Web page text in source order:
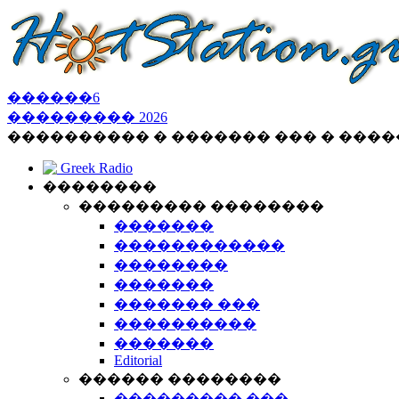
������6
��������� 2026
���������� � ������� ��� �
Greek Radio
��������
��������� ��������
�������
������������
��������
�������
������� ���
����������
�������
Editorial
������ ��������